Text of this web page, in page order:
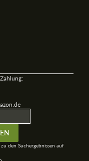
den Suchergebnissen auf